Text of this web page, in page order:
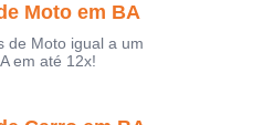
Moto em BA
de Moto igual a um
em até 12x!